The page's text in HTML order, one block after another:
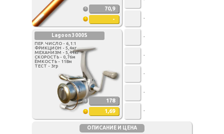
ОПИСАНИЕ И ЦЕНА
-
-
-
-
-
ПЕР. ЧИСЛО - 6,1:1
ФРИКЦИОН - 5,4кг
МЕХАНИЗМ - 5,44кг
СКОРОСТЬ - 0,76м
ЁМКОСТЬ - 118м
ТЕСТ - 3гр
Lagoon 3000S
1,69
178
-
-
70,9